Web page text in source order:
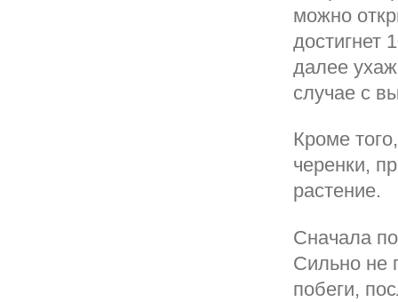
можно
достигнет
далее
случае с
Кроме
черенки,
растение.
Сначала
Сильно не
побеги,